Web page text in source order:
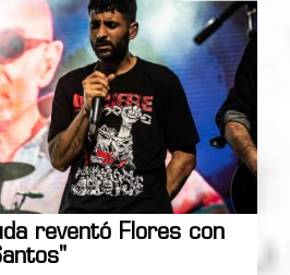
reventó Flores con